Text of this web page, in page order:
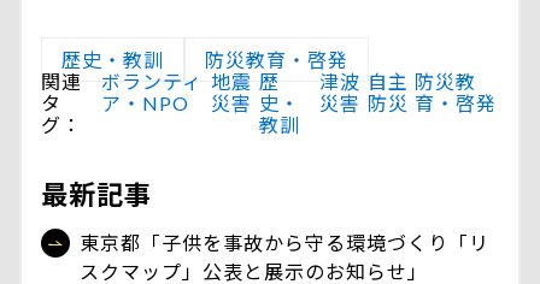
歴史・教訓
防災教育・啓発
関連
タ
グ：
ボランティ
ア・NPO
地震
災害
歴
史・
教訓
津波
災害
自主
防災
防災教
育・啓発
最新記事
東京都「子供を事故から守る環境づくり「リ
スクマップ」公表と展示のお知らせ」